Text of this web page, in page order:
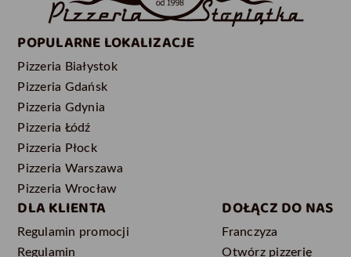
POPULARNE LOKALIZACJE
Pizzeria Białystok
Pizzeria Gdańsk
Pizzeria Gdynia
Pizzeria Łódź
Pizzeria Płock
Pizzeria Warszawa
Pizzeria Wrocław
DLA KLIENTA
Regulamin promocji
Regulamin
DOŁĄCZ DO NAS
Franczyza
Otwórz pizzerię